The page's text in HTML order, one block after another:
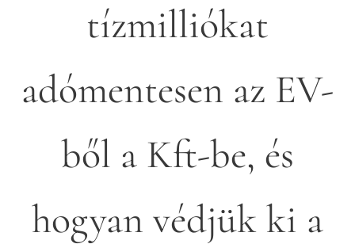
tízmilliókat
adómentesen az EV-
ből a Kft-be, és
hogyan védjük ki a